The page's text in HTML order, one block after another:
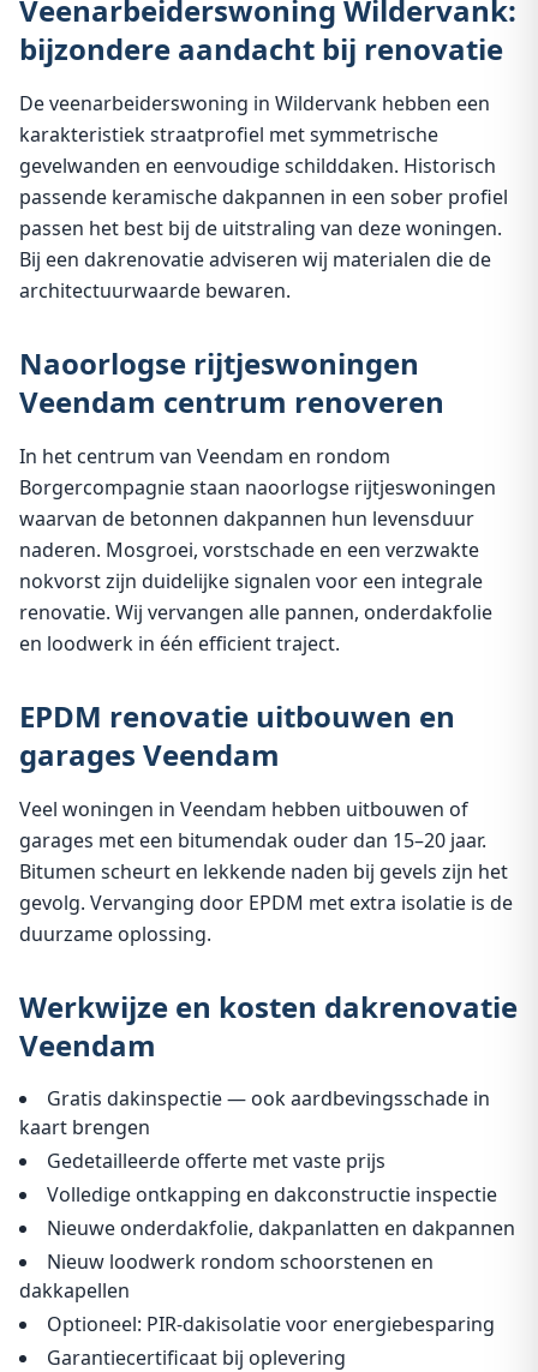
Veenarbeiderswoning Wildervank:
bijzondere aandacht bij renovatie
De veenarbeiderswoning in Wildervank hebben een
karakteristiek straatprofiel met symmetrische
gevelwanden en eenvoudige schilddaken. Historisch
passende keramische dakpannen in een sober profiel
passen het best bij de uitstraling van deze woningen.
Bij een dakrenovatie adviseren wij materialen die de
architectuurwaarde bewaren.
Naoorlogse rijtjeswoningen
Veendam centrum renoveren
In het centrum van Veendam en rondom
Borgercompagnie staan naoorlogse rijtjeswoningen
waarvan de betonnen dakpannen hun levensduur
naderen. Mosgroei, vorstschade en een verzwakte
nokvorst zijn duidelijke signalen voor een integrale
renovatie. Wij vervangen alle pannen, onderdakfolie
en loodwerk in één efficient traject.
EPDM renovatie uitbouwen en
garages Veendam
Veel woningen in Veendam hebben uitbouwen of
garages met een bitumendak ouder dan 15–20 jaar.
Bitumen scheurt en lekkende naden bij gevels zijn het
gevolg. Vervanging door EPDM met extra isolatie is de
duurzame oplossing.
Werkwijze en kosten dakrenovatie
Veendam
Gratis dakinspectie — ook aardbevingsschade in
kaart brengen
Gedetailleerde offerte met vaste prijs
Volledige ontkapping en dakconstructie inspectie
Nieuwe onderdakfolie, dakpanlatten en dakpannen
Nieuw loodwerk rondom schoorstenen en
dakkapellen
Optioneel: PIR-dakisolatie voor energiebesparing
Garantiecertificaat bij oplevering